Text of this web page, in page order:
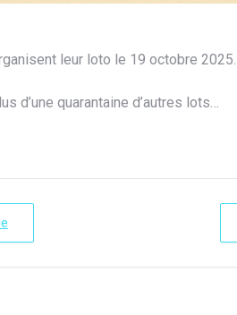
leur loto le 19 octobre 2025.
d’une quarantaine d’autres lots…